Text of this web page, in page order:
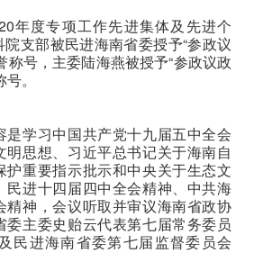
度专项工作先进集体及先进个
支部被民进海南省委授予“参政议
称号，主委陆海燕被授予“参政议政
。
学习中国共产党十九届五中全会
明思想、习近平总书记关于海南自
护重要指示批示和中央关于生态文
民进十四届四中全会精神、中共海
精神，会议听取并审议海南省政协
委主委史贻云代表第七届常务委员
民进海南省委第七届监督委员会